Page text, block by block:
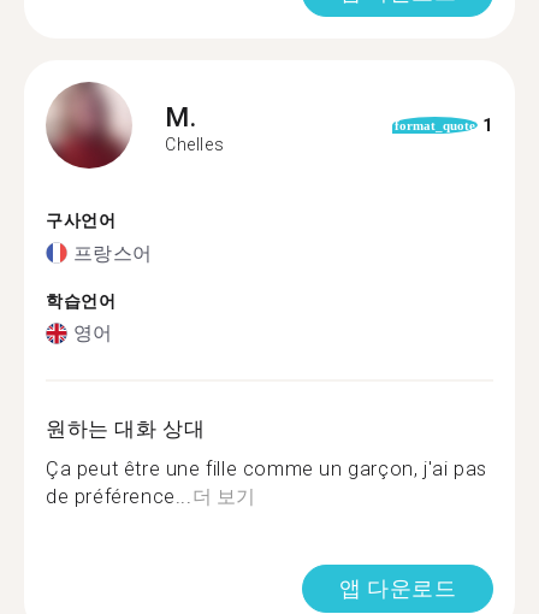
M.
Chelles
format_quote 1
구사언어
프랑스어
학습언어
영어
원하는 대화 상대
Ça peut être une fille comme un garçon, j'ai pas
de préférence...더 보기
앱 다운로드